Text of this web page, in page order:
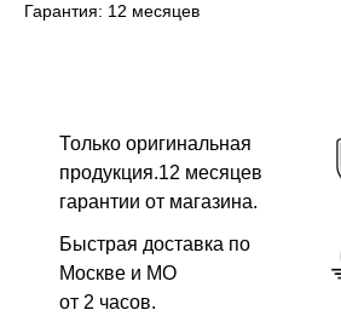
Гарантия: 12 месяцев
Быстрая доставка по
Москве и МО
от 2 часов.
Только оригинальная
продукция.12 месяцев
гарантии от магазина.